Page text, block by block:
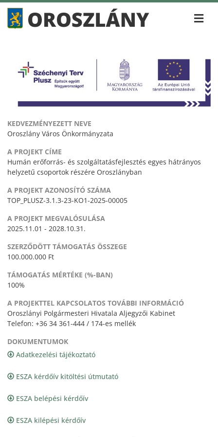
KEDVEZMÉNYEZETT NEVE
Oroszlány Város Önkormányzata
A PROJEKT CÍME
Humán erőforrás- és szolgáltatásfejlesztés egyes hátrányos
helyzetű csoportok részére Oroszlányban
A PROJEKT AZONOSÍTÓ SZÁMA
TOP_PLUSZ-3.1.3-23-KO1-2025-00005
A PROJEKT MEGVALÓSULÁSA
2025.11.01 - 2028.10.31.
SZERZŐDÖTT TÁMOGATÁS ÖSSZEGE
100.000.000 Ft
TÁMOGATÁS MÉRTÉKE (%-BAN)
100%
A PROJEKTTEL KAPCSOLATOS TOVÁBBI INFORMÁCIÓ
Oroszlányi Polgármesteri Hivatala Aljegyzői Kabinet
Telefon: +36 34 361-444 / 174-es mellék
DOKUMENTUMOK
Adatkezelési tájékoztató
ESZA kérdőív kitöltési útmutató
ESZA belépési kérdőív
ESZA kilépési kérdőív